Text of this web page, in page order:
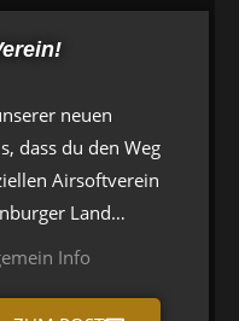
neuen
dass du den Weg
Airsoftverein
Land…
Info